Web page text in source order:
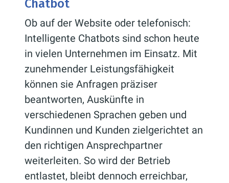
Chatbot
Ob auf der Website oder telefonisch:
Intelligente Chatbots sind schon heute
in vielen Unternehmen im Einsatz. Mit
zunehmender Leistungsfähigkeit
können sie Anfragen präziser
beantworten, Auskünfte in
verschiedenen Sprachen geben und
Kundinnen und Kunden zielgerichtet an
den richtigen Ansprechpartner
weiterleiten. So wird der Betrieb
entlastet, bleibt dennoch erreichbar,